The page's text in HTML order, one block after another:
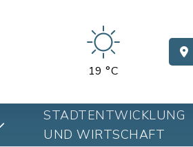
19 °C
STADTENTWICKLUNG
UND WIRTSCHAFT